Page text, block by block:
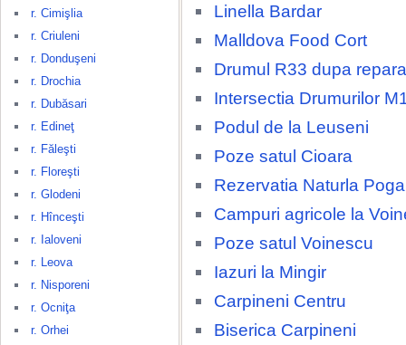
r. Cimişlia
r. Criuleni
r. Donduşeni
r. Drochia
r. Dubăsari
r. Edineţ
r. Făleşti
r. Floreşti
r. Glodeni
r. Hînceşti
r. Ialoveni
r. Leova
r. Nisporeni
r. Ocniţa
r. Orhei
Linella Bardar
Malldova Food Cort
Drumul R33 dupa
Intersectia Drumurilor
Podul de la Leuseni
Poze satul Cioara
Rezervatia Naturla
Campuri agricole la
Poze satul Voinescu
Iazuri la Mingir
Carpineni Centru
Biserica Carpineni